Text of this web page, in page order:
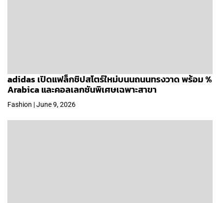
adidas เปิดแฟล็กชิปสโตร์ใหม่บนนถนนทรงวาด พร้อม %
Arabica และคอลเลกชันพิเศษเฉพาะสาขา
Fashion | June 9, 2026